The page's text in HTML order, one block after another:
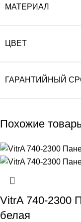
МАТЕРИАЛ
ЦВЕТ
ГАРАНТИЙНЫЙ
Похожие
VitrA 740-2300
белая